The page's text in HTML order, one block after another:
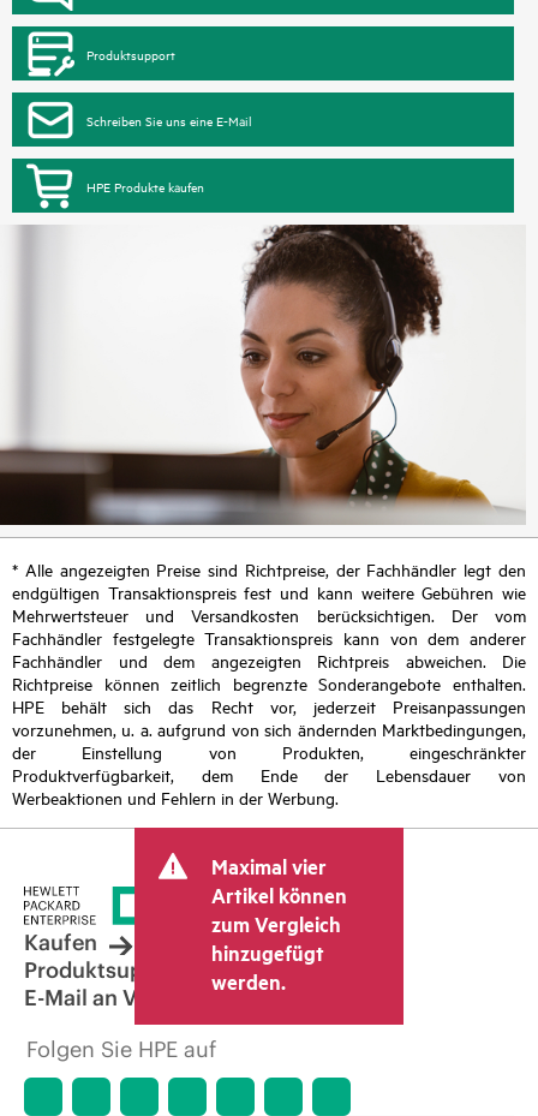
Produktsupport
Schreiben Sie uns eine E-Mail
HPE Produkte kaufen
* Alle angezeigten Preise sind Richtpreise, der Fachhändler legt den
endgültigen Transaktionspreis fest und kann weitere Gebühren wie
Mehrwertsteuer und Versandkosten berücksichtigen. Der vom
Fachhändler festgelegte Transaktionspreis kann von dem anderer
Fachhändler und dem angezeigten Richtpreis abweichen. Die
Richtpreise können zeitlich begrenzte Sonderangebote enthalten.
HPE behält sich das Recht vor, jederzeit Preisanpassungen
vorzunehmen, u. a. aufgrund von sich ändernden Marktbedingungen,
der Einstellung von Produkten, eingeschränkter
Produktverfügbarkeit, dem Ende der Lebensdauer von
Werbeaktionen und Fehlern in der Werbung.
Maximal vier
Artikel können
zum Vergleich
hinzugefügt
werden.
Kaufen
Produktsupport
E-Mail an Vertrieb
Folgen Sie HPE auf